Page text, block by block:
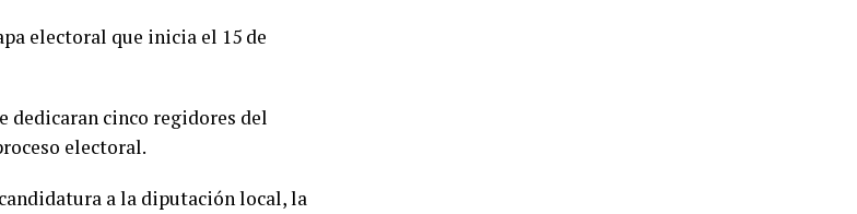
electoral que inicia el 15 de
dedicaran cinco regidores del
electoral.
a la diputación local, la